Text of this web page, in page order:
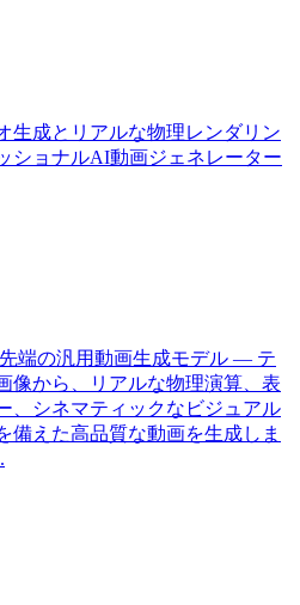
生成とリアルな物理レンダリン
ショナルAI動画ジェネレーター
端の汎用動画生成モデル — テ
像から、リアルな物理演算、表
、シネマティックなビジュアル
備えた高品質な動画を生成しま